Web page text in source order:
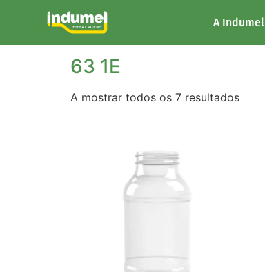
A Indumel
/ Marisa do produto / 63 1E
63 1E
A mostrar todos os 7 resultados